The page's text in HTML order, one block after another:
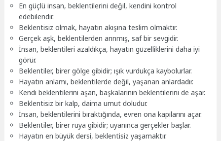
En güçlü insan, beklentilerini değil, kendini kontrol
edebilendir.
Beklentisiz olmak, hayatın akışına teslim olmaktır.
Gerçek aşk, beklentilerden arınmış, saf bir sevgidir.
İnsan, beklentileri azaldıkça, hayatın güzelliklerini daha iyi
görür.
Beklentiler, birer gölge gibidir; ışık vurdukça kaybolurlar.
Hayatın anlamı, beklentilerde değil, yaşanan anlardadır.
Kendi beklentilerini aşan, başkalarının beklentilerini de aşar.
Beklentisiz bir kalp, daima umut doludur.
İnsan, beklentilerini bıraktığında, evren ona kapılarını açar.
Beklentiler, birer rüya gibidir; uyanınca gerçekler başlar.
Hayatın en büyük dersi, beklentisiz yaşamaktır.